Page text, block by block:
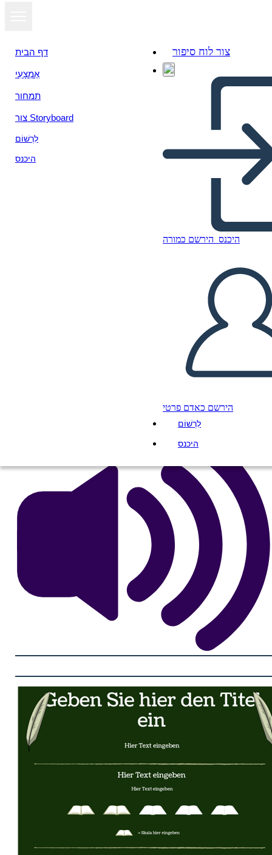
דף הבית
אֶמְצָעִי
תמחור
צור Storyboard
לִרְשׁוֹם
היכנס
צור לוח סיפור
היכנס הירשם כמורה
הירשם כאדם פרטי
לִרְשׁוֹם
היכנס
Autor/Roman Studie
לקרוא לי